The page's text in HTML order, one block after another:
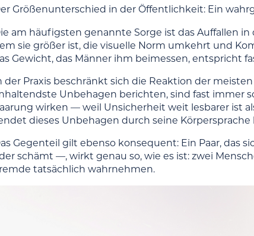
Größenunterschied in der Öffentlichkeit: Ein
am häufigsten genannte Sorge ist das Auffallen
sie größer ist, die visuelle Norm umkehrt und
Gewicht, das Männer ihm beimessen, entspricht
der Praxis beschränkt sich die Reaktion der
Unbehagen berichten, sind fast immer
wirken — weil Unsicherheit weit lesbarer ist
dieses Unbehagen durch seine
Gegenteil gilt ebenso konsequent: Ein Paar,
schämt —, wirkt genau so, wie es ist: zwei
tatsächlich wahrnehmen.